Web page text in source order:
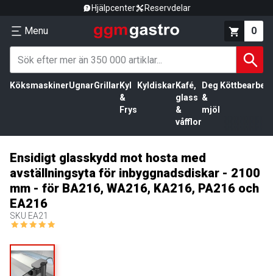
Hjälpcenter Reservdelar
Menu 0
KöksmaskinerUgnarGrillar Kyl
&
Frys
Kyldiskar Kafé,
glass
&
våfflor
Deg
&
mjöl
Ensidigt glasskydd mot hosta med
avställningsyta för inbyggnadsdiskar - 2100
mm - för BA216, WA216, KA216, PA216 och
EA216
SKU EA21